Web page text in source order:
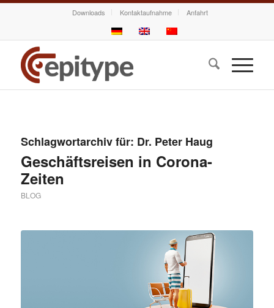
Downloads Kontaktaufnahme Anfahrt
Schlagwortarchiv für: Dr. Peter Haug
Geschäftsreisen in Corona-
Zeiten
BLOG